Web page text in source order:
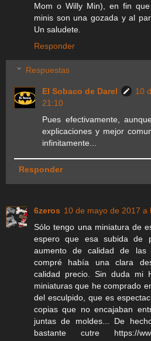
Mom o Willy Min), en fin
minis son una gozada y al
Un saludete.
Responder
Respuestas
El Sobaco de Darel
10
21:10
Pues efectivamente,
explicaciones y mejor
infinitamente...
Responder
6zeros 10 de mayo de 2017 a
Sólo tengo una miniatura de
espero que esa subida de
aumento de calidad de las
compré había una clara
calidad precio. Sin duda mi
miniaturas que he comprado
del esculpido, que es
copias que no encajaban
juntas de moldes... De
bastante cutre https://